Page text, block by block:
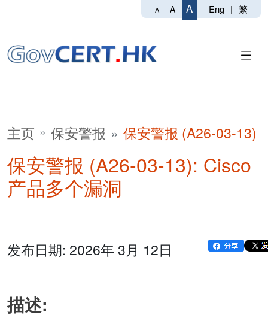
A A A Eng | 繁
主页 保安警报 保安警报 (A26-03-13)
保安警报 (A26-03-13): Cisco
产品多个漏洞
发布日期: 2026年 3月 12日
描述: